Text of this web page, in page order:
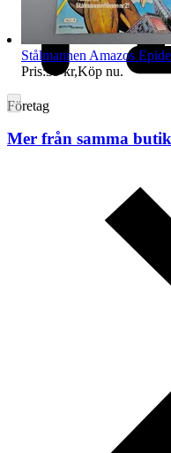
Företag
Stålmannen Amazos
Pris:39 kr,Köp nu.
Mer från samma butik